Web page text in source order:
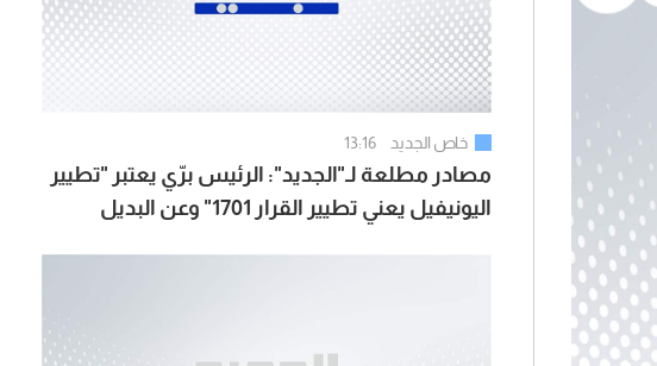
خاص الجديد 13:16
مصادر مطلعة لـ"الجديد": الرئيس برّي يعتبر "تطيير
اليونيفيل يعني تطيير القرار 1701" وعن البديل